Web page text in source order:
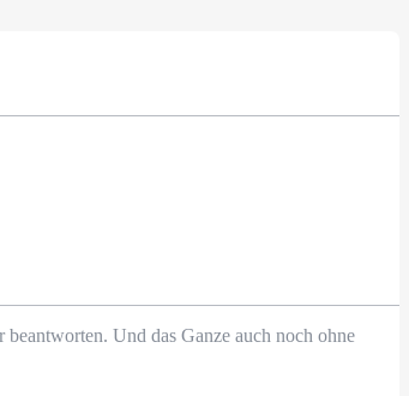
Und das Ganze auch noch ohne